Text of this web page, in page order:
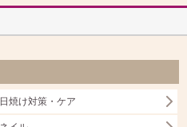
日焼け対策・ケア